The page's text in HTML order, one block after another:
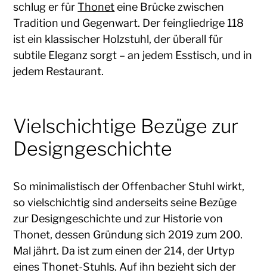
schlug er fürThoneteine Brücke zwischen
Tradition und Gegenwart. Der feingliedrige 118
ist ein klassischer Holzstuhl, der überall für
subtile Eleganz sorgt – an jedem Esstisch, und in
jedem Restaurant.
Vielschichtige Bezüge zur
Designgeschichte
So minimalistisch der Offenbacher Stuhl wirkt,
so vielschichtig sind anderseits seine Bezüge
zur Designgeschichte und zur Historie von
Thonet, dessen Gründung sich 2019 zum 200.
Mal jährt. Da ist zum einen der 214, der Urtyp
eines Thonet-Stuhls. Auf ihn bezieht sich der